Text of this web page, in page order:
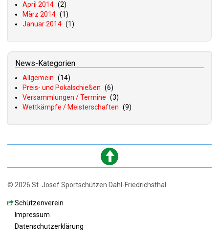
April 2014 (2)
März 2014 (1)
Januar 2014 (1)
News-Kategorien
Allgemein (14)
Preis- und Pokalschießen (6)
Versammlungen / Termine (3)
Wettkämpfe / Meisterschaften (9)
© 2026 St. Josef Sportschützen Dahl-Friedrichsthal
Schützenverein
mpressum
Datenschutzerklärung